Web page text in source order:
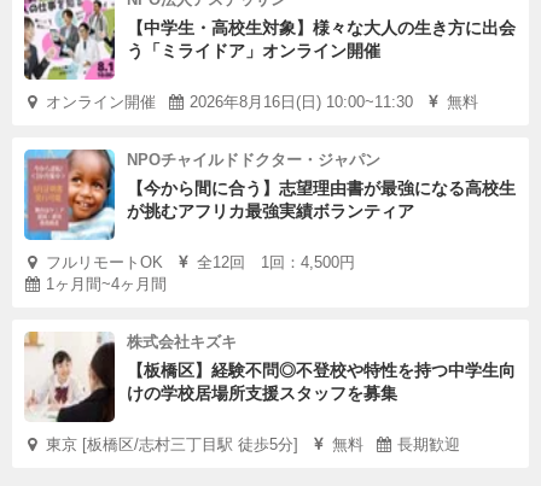
【中学生・高校生対象】様々な大人の生き方に出会
う「ミライドア」オンライン開催
オンライン開催 2026年8月16日(日) 10:00~11:30 無料
NPOチャイルドドクター・ジャパン
【今から間に合う】志望理由書が最強になる高校生
が挑むアフリカ最強実績ボランティア
フルリモートOK
全12回 1回：4,500円
1ヶ月間~4ヶ月間
株式会社キズキ
【板橋区】経験不問◎不登校や特性を持つ中学生向
けの学校居場所支援スタッフを募集
東京 [板橋区/志村三丁目駅 徒歩5分] 無料 長期歓迎